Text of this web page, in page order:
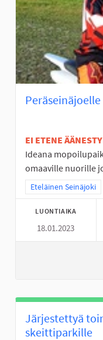
EI ETENE
Ideana
omaaville nuorille
Rajaa tulokset
Eteläinen Seinäjoki
LUONTIAIKA
18.01.2023
Järjestettyä
skeittiparkille